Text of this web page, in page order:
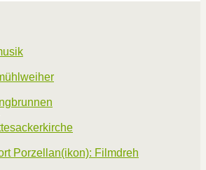
Porzellan(ikon): Filmdreh